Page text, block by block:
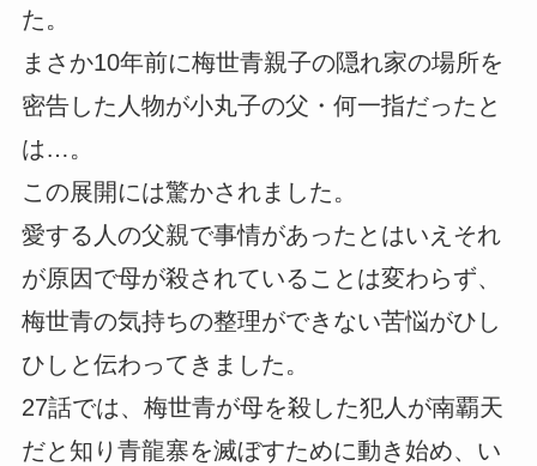
た。
まさか10年前に梅世青親子の隠れ家の場所を
密告した人物が小丸子の父・何一指だったと
は…。
この展開には驚かされました。
愛する人の父親で事情があったとはいえそれ
が原因で母が殺されていることは変わらず、
梅世青の気持ちの整理ができない苦悩がひし
ひしと伝わってきました。
27話では、梅世青が母を殺した犯人が南覇天
だと知り青龍寨を滅ぼすために動き始め、い